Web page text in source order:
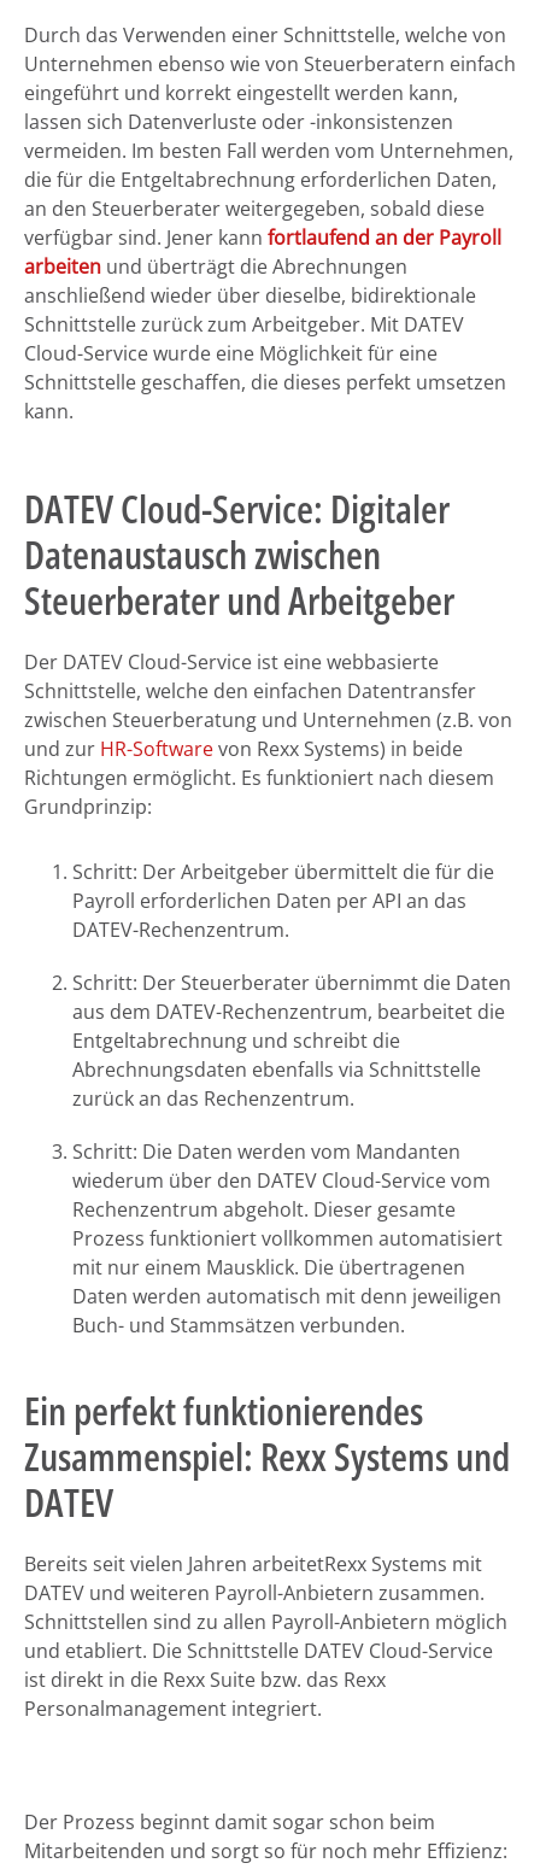
Durch das Verwenden einer Schnittstelle, welche von
Unternehmen ebenso wie von Steuerberatern einfach
eingeführt und korrekt eingestellt werden kann,
lassen sich Datenverluste oder -inkonsistenzen
vermeiden. Im besten Fall werden vom Unternehmen,
die für die Entgeltabrechnung erforderlichen Daten,
an den Steuerberater weitergegeben, sobald diese
verfügbar sind. Jener kann fortlaufend an der Payroll
arbeiten und überträgt die Abrechnungen
anschließend wieder über dieselbe, bidirektionale
Schnittstelle zurück zum Arbeitgeber. Mit DATEV
Cloud-Service wurde eine Möglichkeit für eine
Schnittstelle geschaffen, die dieses perfekt umsetzen
kann.
DATEV Cloud-Service: Digitaler
Datenaustausch zwischen
Steuerberater und Arbeitgeber
Der DATEV Cloud-Service ist eine webbasierte
Schnittstelle, welche den einfachen Datentransfer
zwischen Steuerberatung und Unternehmen (z.B. von
und zur HR-Softwarevon Rexx Systems) in beide
Richtungen ermöglicht. Es funktioniert nach diesem
Grundprinzip:
Schritt: Der Arbeitgeber übermittelt die für die
Payroll erforderlichen Daten per API an das
DATEV-Rechenzentrum.
Schritt: Der Steuerberater übernimmt die Daten
aus dem DATEV-Rechenzentrum, bearbeitet die
Entgeltabrechnung und schreibt die
Abrechnungsdaten ebenfalls via Schnittstelle
zurück an das Rechenzentrum.
Schritt: Die Daten werden vom Mandanten
wiederum über den DATEV Cloud-Service vom
Rechenzentrum abgeholt. Dieser gesamte
Prozess funktioniert vollkommen automatisiert
mit nur einem Mausklick. Die übertragenen
Daten werden automatisch mit denn jeweiligen
Buch- und Stammsätzen verbunden.
Ein perfekt funktionierendes
Zusammenspiel: Rexx Systems und
DATEV
Bereits seit vielen Jahren arbeitetRexx Systems mit
DATEV und weiteren Payroll-Anbietern zusammen.
Schnittstellen sind zu allen Payroll-Anbietern möglich
und etabliert. Die Schnittstelle DATEV Cloud-Service
ist direkt in die Rexx Suite bzw. das Rexx
Personalmanagement integriert.
Der Prozess beginnt damit sogar schon beim
Mitarbeitenden und sorgt so für noch mehr Effizienz: